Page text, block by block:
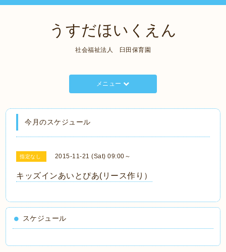
うすだほいくえん
社会福祉法人 臼田保育園
メニュー
今月のスケジュール
指定なし 2015-11-21 (Sat) 09:00～
キッズインあいとぴあ(リース作り）
スケジュール